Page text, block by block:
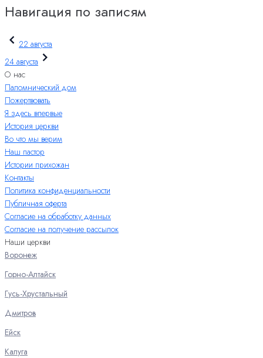
Навигация по записям
22 августа
24 августа
О нас
Паломнический дом
Пожертвовать
Я здесь впервые
История церкви
Во что мы верим
Наш пастор
Истории прихожан
Контакты
Политика конфиденциальности
Публичная оферта
Согласие на обработку данных
Согласие на получение рассылок
Наши церкви
Воронеж
Горно-Алтайск
Гусь-Хрустальный
Дмитров
Ейск
Калуга